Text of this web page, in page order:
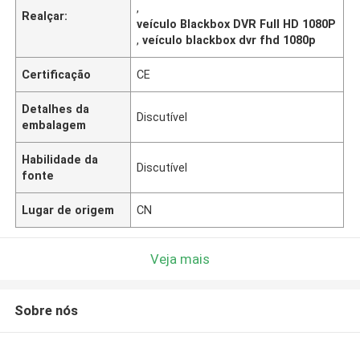
Realçar:
,
veículo Blackbox DVR Full HD 1080P
,veículo blackbox dvr fhd 1080p
Certificação CE
Detalhes da
embalagem
Discutível
Habilidade da
fonte
Discutível
Lugar de origem CN
Veja mais
Sobre nós